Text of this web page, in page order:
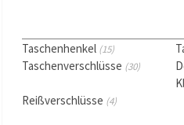
Taschenhenkel (15)
Taschenverschlüsse (30)
Reißverschlüsse (4)